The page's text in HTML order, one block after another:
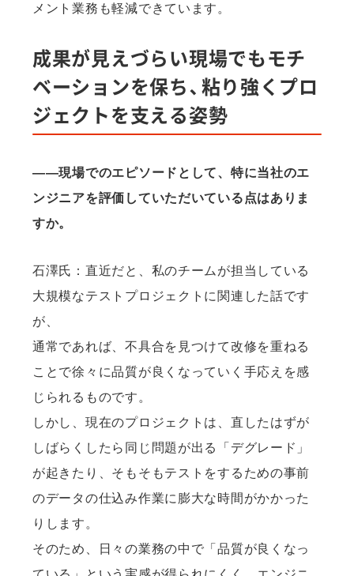
メント業務も軽減できています。
成果が見えづらい現場でもモチ
ベーションを保ち、粘り強くプロ
ジェクトを支える姿勢
——現場でのエピソードとして、特に当社のエ
ンジニアを評価していただいている点はありま
すか。
石澤氏：直近だと、私のチームが担当している
大規模なテストプロジェクトに関連した話です
が、
通常であれば、不具合を見つけて改修を重ねる
ことで徐々に品質が良くなっていく手応えを感
じられるものです。
しかし、現在のプロジェクトは、直したはずが
しばらくしたら同じ問題が出る「デグレード」
が起きたり、そもそもテストをするための事前
のデータの仕込み作業に膨大な時間がかかった
りします。
そのため、日々の業務の中で「品質が良くなっ